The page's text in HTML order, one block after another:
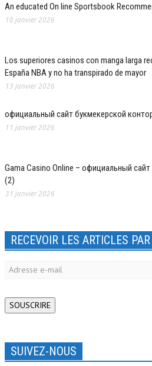
An educated On line Sportsbook
18 janvier 2026
Los superiores casinos con manga larga
España NBA y no ha transpirado de mayor
13 janvier 2026
официальный сайт букмекерской
11 janvier 2026
Gama Casino Online – официальный
(2)
31 janvier 2026
RECEVOIR LES ARTICLES
Adresse
SOUSCRIRE
SUIVEZ-NOUS